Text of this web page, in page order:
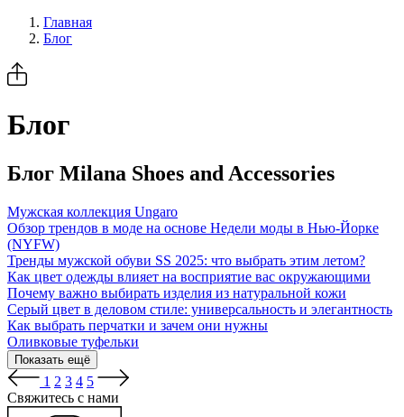
Главная
Блог
Блог
Блог Milana Shoes and Accessories
Мужская коллекция Ungaro
Обзор трендов в моде на основе Недели моды в Нью-Йорке
(NYFW)
Тренды мужской обуви SS 2025: что выбрать этим летом?
Как цвет одежды влияет на восприятие вас окружающими
Почему важно выбирать изделия из натуральной кожи
Серый цвет в деловом стиле: универсальность и элегантность
Как выбрать перчатки и зачем они нужны
Оливковые туфельки
Показать ещё
1 2 3 4 5
Cвяжитесь с нами